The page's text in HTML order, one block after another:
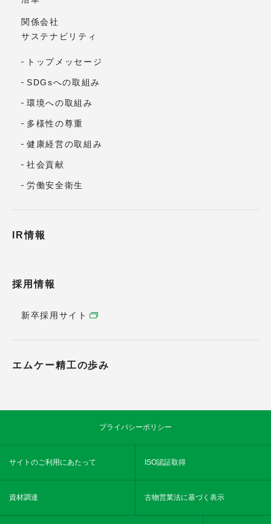
関係会社
サステナビリティ
トップメッセージ
SDGsへの取組み
環境への取組み
多様性の尊重
健康経営の取組み
社会貢献
労働安全衛生
IR情報
採用情報
新卒採用サイト
エムケー精工の歩み
プライバシーポリシー
サイトのご利用にあたって ISO認証取得
資材調達 古物営業法に基づく表示